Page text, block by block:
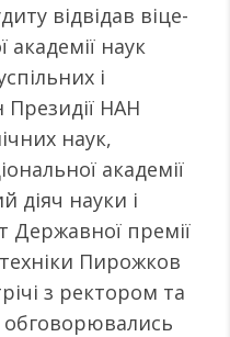
відвідав віце-
наук
і
Президії НАН
наук,
академії
діяч науки і
Державної премії
техніки Пирожков
з ректором та
обговорювались